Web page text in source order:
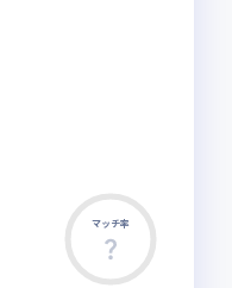
マッチ率